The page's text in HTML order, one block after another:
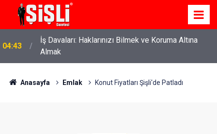
04:43
İş Davaları: Haklarınızı Bilmek ve Koruma Altına
Almak
Anasayfa Emlak Konut Fiyatları Şişli'de Patladı